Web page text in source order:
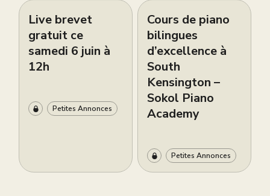
Live brevet
gratuit ce
samedi 6 juin à
12h
Petites Annonces
Cours de piano
bilingues
d’excellence à
South
Kensington –
Sokol Piano
Academy
Petites Annonces